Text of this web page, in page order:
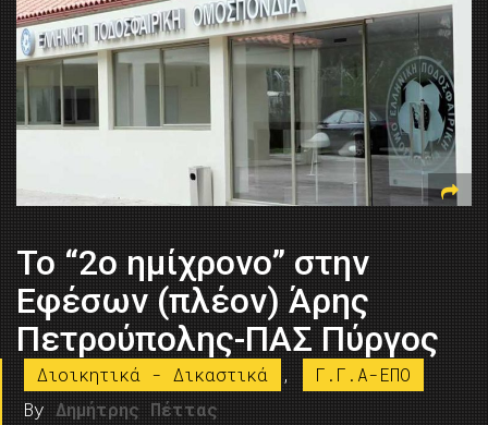
Το “2ο ημίχρονο” στην
Εφέσων (πλέον) Άρης
Πετρούπολης-ΠΑΣ Πύργος
Διοικητικά - Δικαστικά ,
Γ.Γ.Α-ΕΠΟ
By Δημήτρης Πέττας